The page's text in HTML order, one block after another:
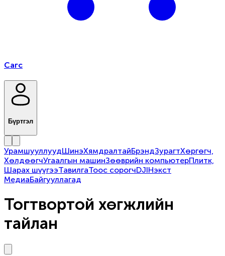
Сагс
Бүртгэл
УрамшууллуудШинэХямдралтайБрэндЗурагтХөргөгч,
ХөлдөөгчУгаалгын машинЗөөврийн компьютерПлитк,
Шарах шүүгээТавилгаТоос сорогчDJIНэкст
МедиаБайгууллагад
Тогтвортой хөгжлийн
тайлан